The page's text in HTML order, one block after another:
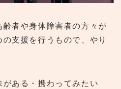
者や身体障害者の方々が
支援を行うもので、やり
ある・携わってみたい